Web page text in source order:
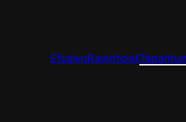
Etusivu Ravintolat